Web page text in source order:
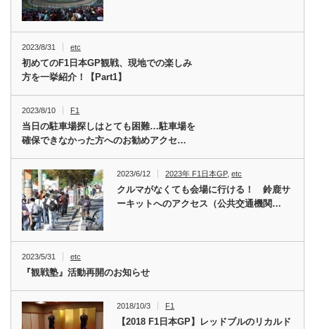
2023/8/31 etc
初めてのF1日本GP観戦、現地での楽しみ
方を一挙紹介！【Part1】
2023/8/10 F1
当日の駐車場探しはとても困難…駐車場を
確保できなかった方へのお勧めアクセ…
2023/6/12 2023年 F1日本GP,etc
クルマがなくても会場に行ける！ 鈴鹿サ
ーキットへのアクセス（公共交通機関…
2023/5/31 etc
『観戦塾』活動再開のお知らせ
2018/10/3 F1
【2018 F1日本GP】レッドブルのリカルド